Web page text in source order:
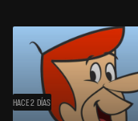
HACE 2 DÍAS